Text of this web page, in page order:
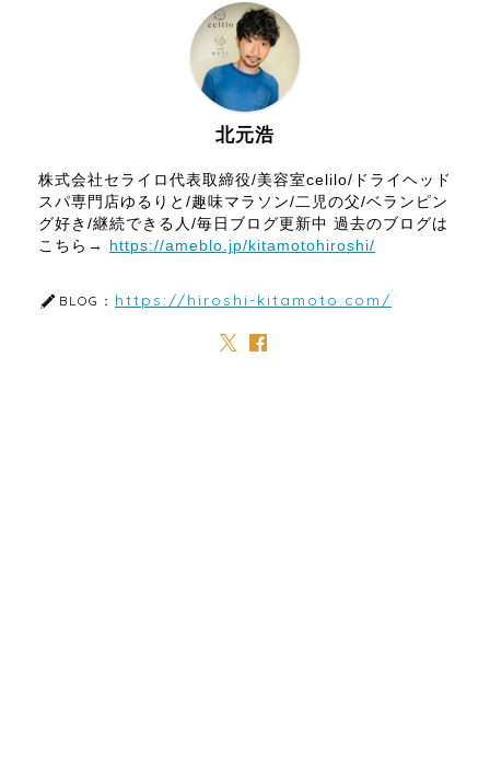
北元浩
株式会社セライロ代表取締役/美容室celilo/ドライヘッド
スパ専門店ゆるりと/趣味マラソン/二児の父/ベランピン
グ好き/継続できる人/毎日ブログ更新中 過去のブログは
こちら→
https://ameblo.jp/kitamotohiroshi/
BLOG： https://hiroshi-kitamoto.com/